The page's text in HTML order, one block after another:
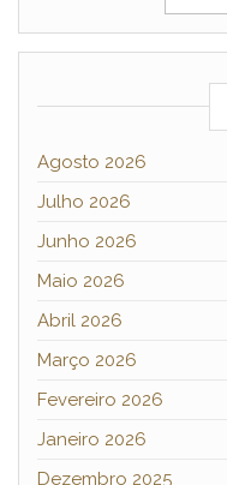
Agosto 2026
Julho 2026
Junho 2026
Maio 2026
Abril 2026
Março 2026
Fevereiro 2026
Janeiro 2026
Dezembro 2025